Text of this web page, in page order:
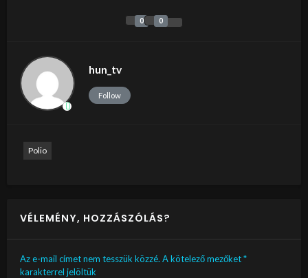
0 0
hun_tv
Follow
Polio
VÉLEMÉNY, HOZZÁSZÓLÁS?
Az e-mail címet nem tesszük közzé. A kötelező mezőket*
karakterrel jelöltük